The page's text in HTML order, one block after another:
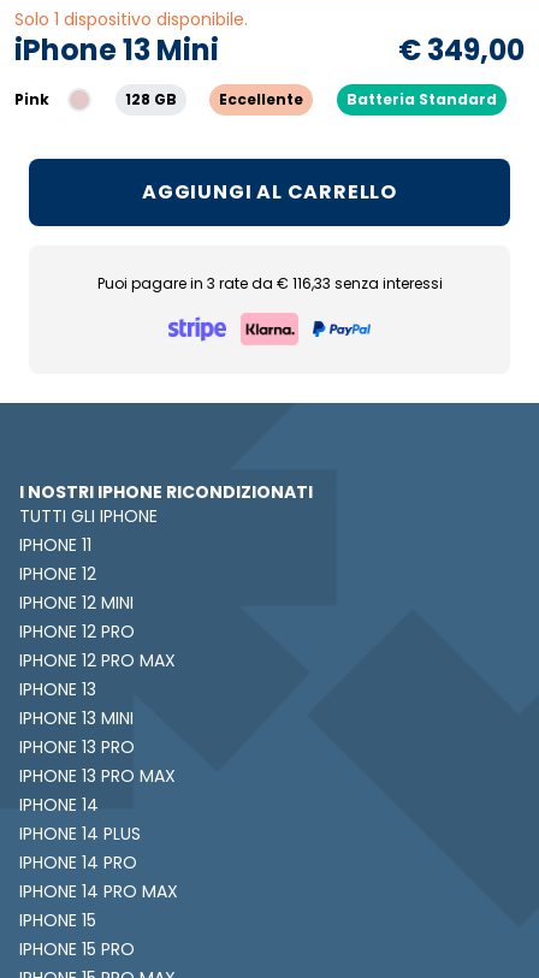
Solo 1 dispositivo disponibile.
iPhone 13 Mini € 349,00
Pink 128 GB Eccellente Batteria Standard
AGGIUNGI AL CARRELLO
Puoi pagare in 3 rate da € 116,33 senza interessi
I NOSTRI IPHONE RICONDIZIONATI
TUTTI GLI IPHONE
IPHONE 11
IPHONE 12
IPHONE 12 MINI
IPHONE 12 PRO
IPHONE 12 PRO MAX
IPHONE 13
IPHONE 13 MINI
IPHONE 13 PRO
IPHONE 13 PRO MAX
IPHONE 14
IPHONE 14 PLUS
IPHONE 14 PRO
IPHONE 14 PRO MAX
IPHONE 15
IPHONE 15 PRO